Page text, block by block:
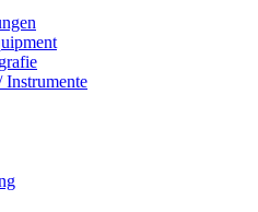
Instrumente